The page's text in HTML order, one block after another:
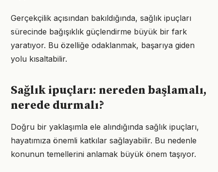
Gerçekçilik açısından bakıldığında, sağlık ipuçları
sürecinde bağışıklık güçlendirme büyük bir fark
yaratıyor. Bu özelliğe odaklanmak, başarıya giden
yolu kısaltabilir.
Sağlık ipuçları: nereden başlamalı,
nerede durmalı?
Doğru bir yaklaşımla ele alındığında sağlık ipuçları,
hayatımıza önemli katkılar sağlayabilir. Bu nedenle
konunun temellerini anlamak büyük önem taşıyor.